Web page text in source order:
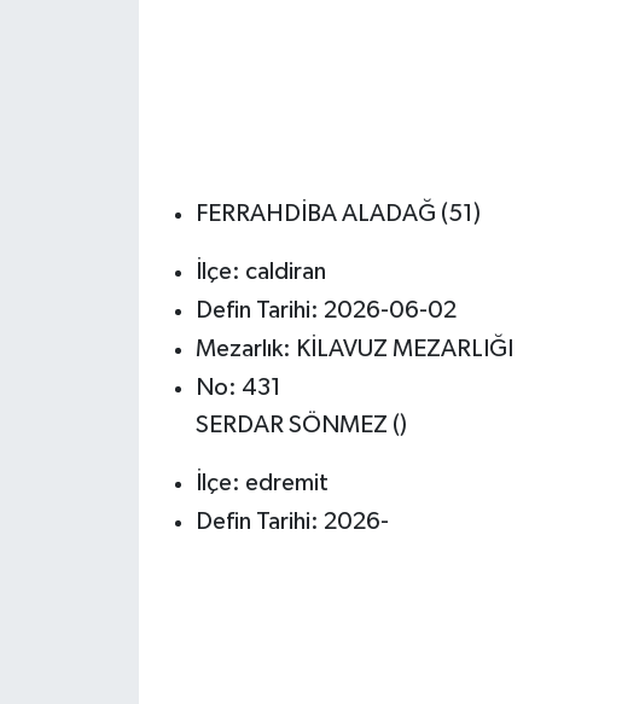
FERRAHDİBA ALADAĞ (51)
İlçe: caldiran
Defin Tarihi: 2026-06-02
Mezarlık: KİLAVUZ MEZARLIĞI
No: 431
SERDAR SÖNMEZ ()
İlçe: edremit
Defin Tarihi: 2026-